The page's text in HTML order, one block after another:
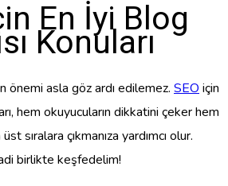
En İyi Blog
Konuları
önemi asla göz ardı edilemez. SEO için
hem okuyucuların dikkatini çeker hem
sıralara çıkmanıza yardımcı olur.
birlikte keşfedelim!